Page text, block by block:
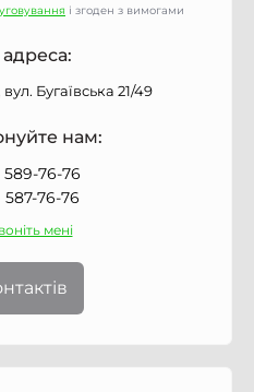
і згоден з вимогами
Бугаївська 21/49
нам:
589-76-76
587-76-76
мені